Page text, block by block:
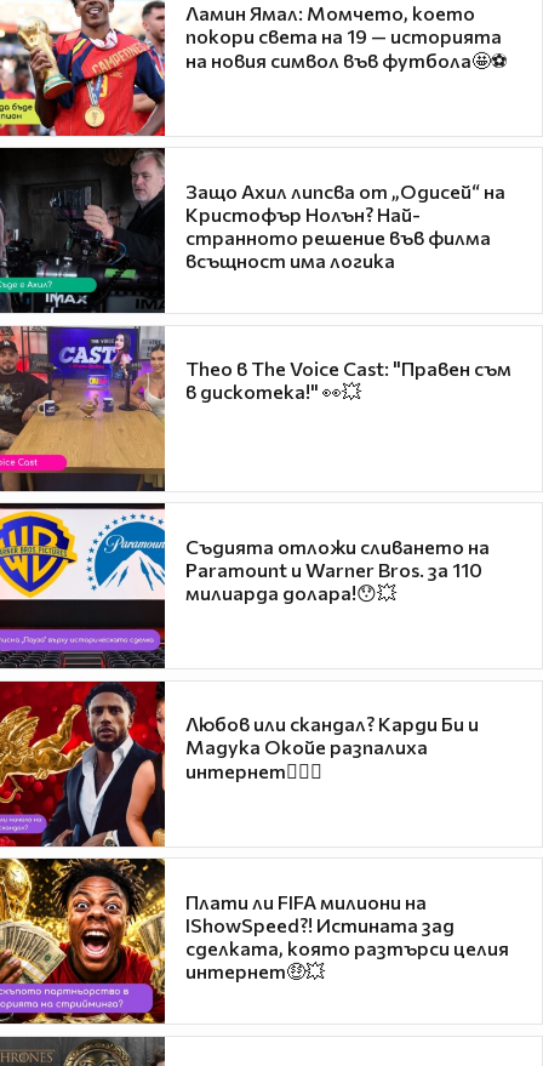
Ламин Ямал: Момчето, което
покори света на 19 — историята
на новия символ във футбола🤩⚽
Защо Ахил липсва от „Одисей“ на
Кристофър Нолън? Най-
странното решение във филма
всъщност има логика
Theo в The Voice Cast: "Правен съм
в дискотека!" 👀💥
Съдията отложи сливането на
Paramount и Warner Bros. за 110
милиарда долара!😯💥
Любов или скандал? Карди Би и
Мадука Окойе разпалиха
интернет❤️‍🔥🔥
Плати ли FIFA милиони на
IShowSpeed?! Истината зад
сделката, която разтърси целия
интернет🤑💥